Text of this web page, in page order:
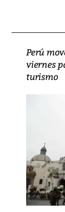
Perú
viernes
turismo